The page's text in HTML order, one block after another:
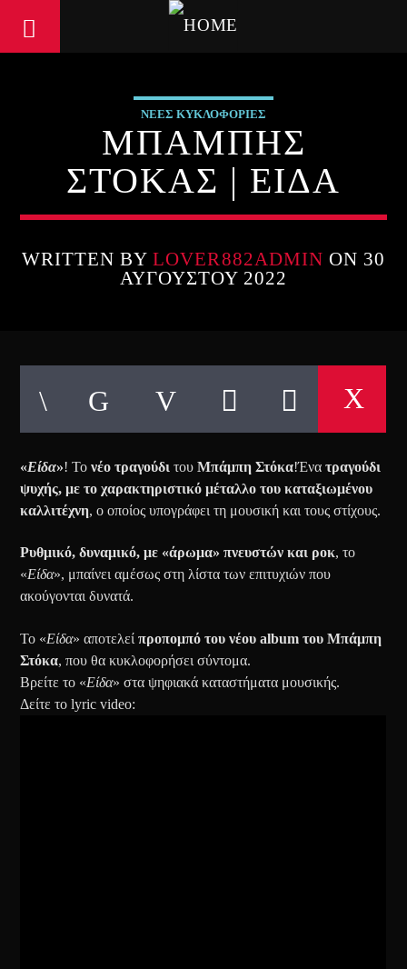
ΝΕΕΣ ΚΥΚΛΟΦΟΡΙΕΣ
ΜΠΑΜΠΗΣ
ΣΤΟΚΑΣ | ΕΙΔΑ
WRITTEN BYLOVER882ADMIN ON 30
ΑΥΓΟΎΣΤΟΥ 2022
«Είδα»! Το νέο τραγούδι τουΜπάμπη Στόκα!Ένατραγούδι
ψυχής, με το χαρακτηριστικό μέταλλο του καταξιωμένου
καλλιτέχνη, ο οποίος υπογράφει τη μουσική και τους στίχους.
Ρυθμικό, δυναμικό, με «άρωμα» πνευστών και ροκ, το
«Είδα», μπαίνει αμέσως στη λίστα των επιτυχιών που
ακούγονται δυνατά.
Το «Είδα» αποτελείπροπομπό του νέου album του Μπάμπη
Στόκα, που θα κυκλοφορήσει σύντομα.
Βρείτε το «Είδα» στα ψηφιακά καταστήματα μουσικής.
Δείτε το lyric video: